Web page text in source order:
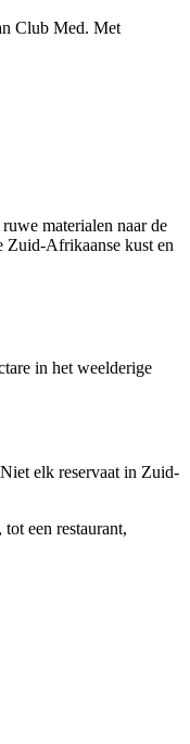
Club Med. Met
materialen naar de
Zuid-Afrikaanse kust en
in het weelderige
elk reservaat in Zuid-
een restaurant,